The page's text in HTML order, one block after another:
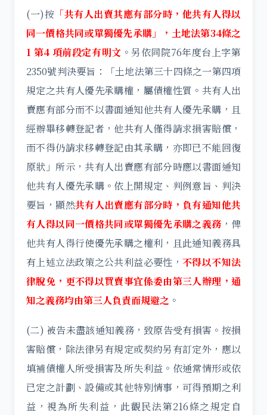
(一)按 「共有人出賣其應有部分時，他共有人得以
同一價格共同或單獨優先承購」，土地法第34條之
1 第4 項前段定有明文 。另依同院76年度台上字第
2350號判決要旨：「土地法第三十四條之一第四項
規定之共有人優先承購權，屬債權性質。共有人出
賣應有部分而不以書面通知他共有人優先承購，且
經辦畢移轉登記者，他共有人僅得請求損害賠償，
而不得仍請求移轉登記由其承購，亦即已不能回復
原狀」所示，共有人出賣應有部分時應以書面通知
他共有人優先承購。依上開規定、判例意旨、判決
要旨，顯然共有人出賣應有部分時，負有通知他共
有人得以同一價格共同或單獨優先承購之義務 ，俾
他共有人得行使優先承購之權利，且此通知義務具
有上述立法政策之公共利益必要性，不得以不知法
律脫免，更不得以買賣事宜係委由第三人辦理，通
知之義務均由第三人負責而規避之 。
(二) 被告未盡該通知義務，致原告受有損害。按損
害賠償，除法律另有規定或契約另有訂定外，應以
填補債權人所受損害及所失利益。依通常情形或依
已定之計劃、設備或其他特別情事，可得預期之利
益，視為所失利益，此觀民法第216條之規定自